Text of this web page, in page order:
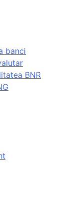
banci
BNR